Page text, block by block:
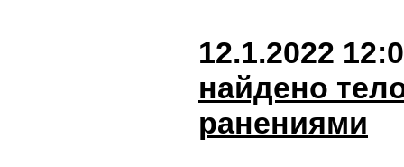
12.1.2022
найдено
ранениями